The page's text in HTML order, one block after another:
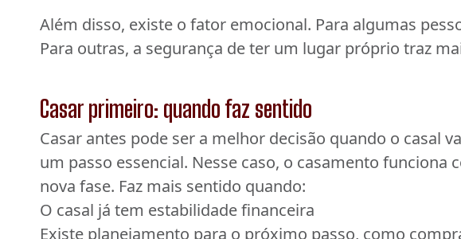
Além disso, existe o fator emocional. Para algumas
Para outras, a segurança de ter um lugar próprio traz
Casar primeiro: quando faz sentido
Casar antes pode ser a melhor decisão quando o casal
um passo essencial. Nesse caso, o casamento
nova fase. Faz mais sentido quando:
O casal já tem estabilidade financeira
Existe planejamento para o próximo passo, como